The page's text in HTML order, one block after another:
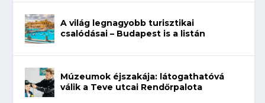
A világ legnagyobb turisztikai
csalódásai – Budapest is a listán
Múzeumok éjszakája: látogathatóvá
válik a Teve utcai Rendőrpalota